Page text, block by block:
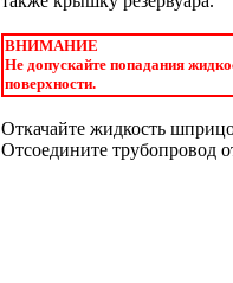
ВНИМАНИЕ
Не допускайте попадания
поверхности.
Откачайте жидкость
Отсоедините трубопровод